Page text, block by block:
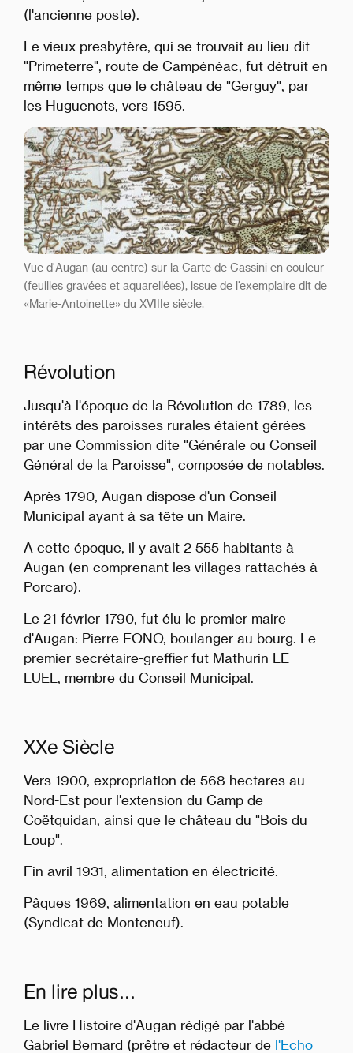
(l'ancienne poste).
Le vieux presbytère, qui se trouvait au lieu-dit
"Primeterre", route de Campénéac, fut détruit en
même temps que le château de "Gerguy", par
les Huguenots, vers 1595.
Vue d'Augan (au centre) sur la Carte de Cassini en couleur
(feuilles gravées et aquarellées), issue de l’exemplaire dit de
«Marie-Antoinette» du XVIIIe siècle.
Révolution
Jusqu'à l'époque de la Révolution de 1789, les
intérêts des paroisses rurales étaient gérées
par une Commission dite "Générale ou Conseil
Général de la Paroisse", composée de notables.
Après 1790, Augan dispose d'un Conseil
Municipal ayant à sa tête un Maire.
A cette époque, il y avait 2 555 habitants à
Augan (en comprenant les villages rattachés à
Porcaro).
Le 21 février 1790, fut élu le premier maire
d'Augan: Pierre EONO, boulanger au bourg. Le
premier secrétaire-greffier fut Mathurin LE
LUEL, membre du Conseil Municipal.
XXe Siècle
Vers 1900, expropriation de 568 hectares au
Nord-Est pour l'extension du Camp de
Coëtquidan, ainsi que le château du "Bois du
Loup".
Fin avril 1931, alimentation en électricité.
Pâques 1969, alimentation en eau potable
(Syndicat de Monteneuf).
En lire plus...
Le livre Histoire d'Augan rédigé par l'abbé
Gabriel Bernard (prêtre et rédacteur de l'Echo